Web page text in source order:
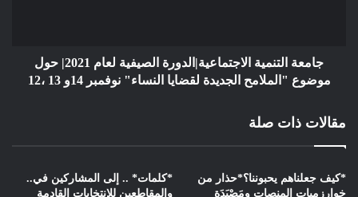
رَبَّاهُ .. كَوْكَبُ الأَرْضِ!
أدْنَى مِنْ إِعَادَةِ التَّكْوِيرِ..
ذَاكَ ثُقْبٌ .. فِي الأُوزُونِ،
جامعة التنمية الاجتماعية|الدورة الصيفية لعام 2021| حول
موضوع "الملامح الجديدة لقضايا النساء" نوفمبر 14و 13 ،12
مقالات ذات صلة
*كيف جعلناهم يحبوننا؟*حذار من
خوارزميات المنصات ومَصْيَدَة
*كلمات* .. إلى المشاركين في..
والمقاطعين للانتخابات القادمة